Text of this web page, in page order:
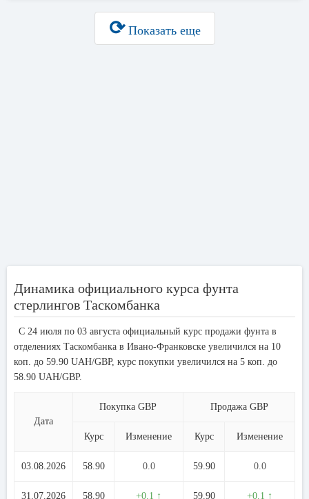
⟳Показать еще
Динамика официального курса фунта
стерлингов Таскомбанка
С 24 июля по 03 августа официальный курс продажи фунта в
отделениях Таскомбанка в Ивано-Франковске увеличился на 10
коп. до 59.90 UAH/GBP, курс покупки увеличился на 5 коп. до
58.90 UAH/GBP.
Дата
Покупка GBP Продажа GBP
Курс Изменение Курс Изменение
03.08.2026 58.90 0.0 59.90 0.0
31.07.2026 58.90 +0.1 ↑ 59.90 +0.1 ↑